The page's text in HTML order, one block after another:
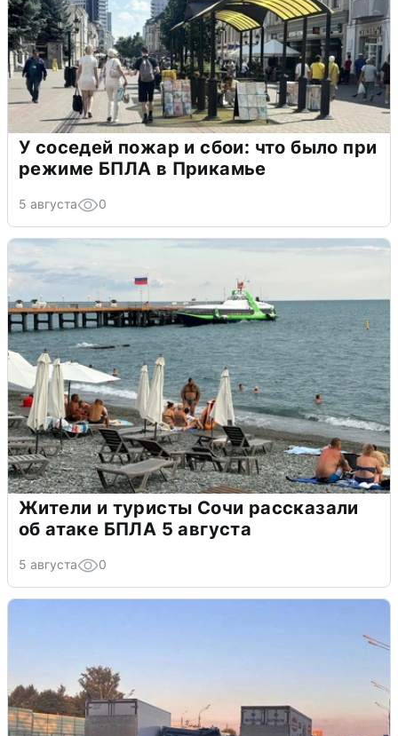
У соседей пожар и сбои: что было при
режиме БПЛА в Прикамье
5 августа 0
Жители и туристы Сочи рассказали
об атаке БПЛА 5 августа
5 августа 0